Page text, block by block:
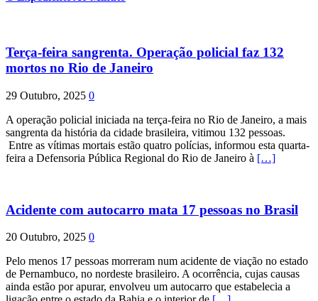
Terça-feira sangrenta. Operação policial faz 132
mortos no Rio de Janeiro
29 Outubro, 2025 0
A operação policial iniciada na terça-feira no Rio de Janeiro, a mais
sangrenta da história da cidade brasileira, vitimou 132 pessoas.
Entre as vítimas mortais estão quatro polícias, informou esta quarta-
feira a Defensoria Pública Regional do Rio de Janeiro à […]
Acidente com autocarro mata 17 pessoas no Brasil
20 Outubro, 2025 0
Pelo menos 17 pessoas morreram num acidente de viação no estado
de Pernambuco, no nordeste brasileiro. A ocorrência, cujas causas
ainda estão por apurar, envolveu um autocarro que estabelecia a